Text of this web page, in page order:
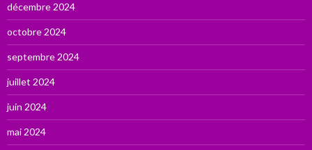
décembre 2024
octobre 2024
septembre 2024
juillet 2024
juin 2024
mai 2024